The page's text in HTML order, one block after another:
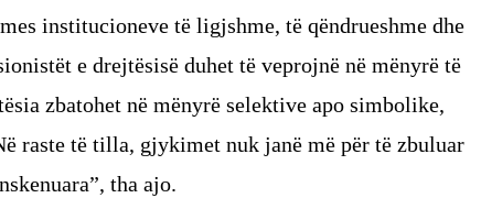
institucioneve të ligjshme, të qëndrueshme dhe
e drejtësisë duhet të veprojnë në mënyrë të
zbatohet në mënyrë selektive apo simbolike,
raste të tilla, gjykimet nuk janë më për të zbuluar
tha ajo.